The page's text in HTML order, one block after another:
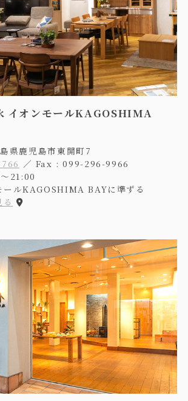
イオンモールKAGOSHIMA
県鹿児島市東開町7
／ Fax : 099-296-9966
21:00
ルKAGOSHIMA BAYに準ずる